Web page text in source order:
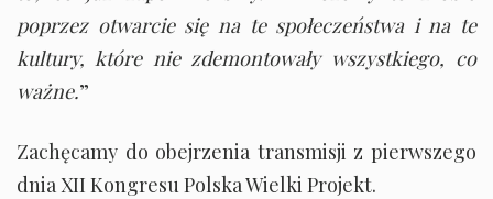
poprzez otwarcie się na te społeczeństwa i na te
kultury, które nie zdemontowały wszystkiego, co
ważne.”
Zachęcamy do obejrzenia transmisji z pierwszego
dnia XII Kongresu Polska Wielki Projekt.